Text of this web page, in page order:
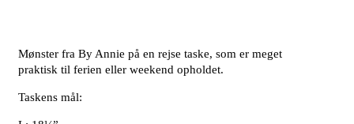
Mønster fra By Annie på en rejse taske, som er meget
praktisk til ferien eller weekend opholdet.
Taskens mål: